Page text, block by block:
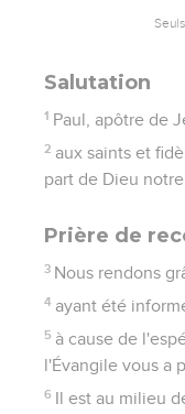
Salutation
1 Paul, apôtre de
2 aux saints et
part de Dieu notre
Prière de
3 Nous rendons
4 ayant été
5 à cause de
l'Évangile vous a
6 Il est au milieu